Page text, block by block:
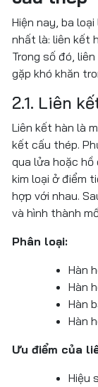
Hiện nay, ba
nhất là: liên kết
Trong số đó,
gặp khó khăn
2.1. Liên
Liên kết hàn là
kết cấu thép.
qua lửa hoặc hồ
kim loại ở điểm
hợp với nhau.
và hình thành
Phân loại:
Hàn
Hàn
Hàn
Hàn
Ưu điểm của
Hiệu